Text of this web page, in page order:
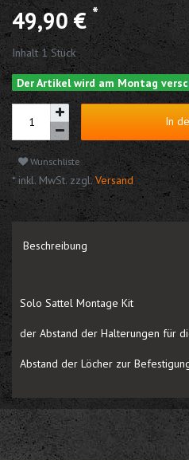
49,90 € *
Inhalt1Stück
Der Artikel wird am Montag
In
Wunschliste
* inkl. MwSt. zzgl.Versand
Beschreibung
Solo Sattel Montage Kit
der Abstand der Halterungen für
Abstand der Löcher zur